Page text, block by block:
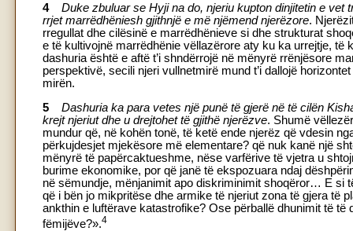
4
Duke zbuluar se Hyji na do, njeriu kupton dinjitetin e
rrjet marrëdhëniesh gjithnjë e më njëmend njerëzore.
rregullat dhe cilësinë e marrëdhënieve si dhe strukturat
e të kultivojnë marrëdhënie vëllazërore aty ku ka urrejtje,
dashuria është e aftë t’i shndërrojë në mënyrë rrënjësore
perspektivë, secili njeri vullnetmirë mund t’i dallojë
mirën.
5
Dashuria ka para vetes një punë të gjerë në të cilën
krejt njeriut dhe u drejtohet të gjithë njerëzve. Shumë
mundur që, në kohën tonë, të ketë ende njerëz që vdesin
përkujdesjet mjekësore më elementare? që nuk kanë një
mënyrë të papërcaktueshme, nëse varfërive të vjetra u
burime ekonomike, por që janë të ekspozuara ndaj
në sëmundje, mënjanimit apo diskriminimit shoqëror… E si
që i bën jo mikpritëse dhe armike të njeriut zona të gjera të
ankthin e luftërave katastrofike? Ose përballë dhunimit të
fëmijëve?».4